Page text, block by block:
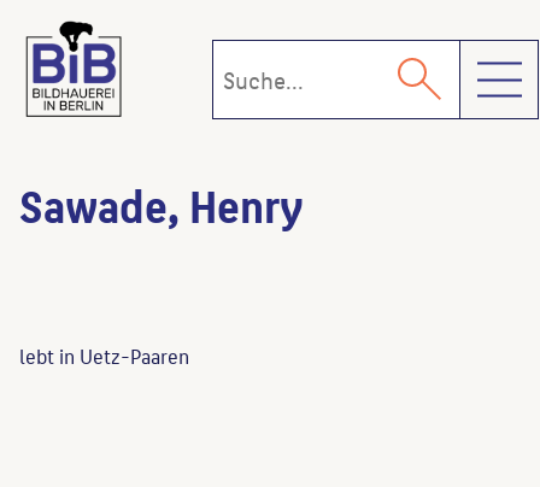
Sawade, Henry
lebt in Uetz-Paaren